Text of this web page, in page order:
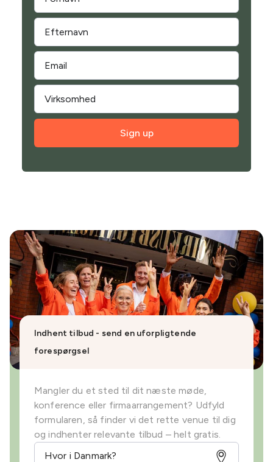
Sign up
Indhent tilbud - send en uforpligtende
forespørgsel
Mangler du et sted til dit næste møde,
konference eller firmaarrangement? Udfyld
formularen, så finder vi det rette venue til dig
og indhenter relevante tilbud – helt gratis.